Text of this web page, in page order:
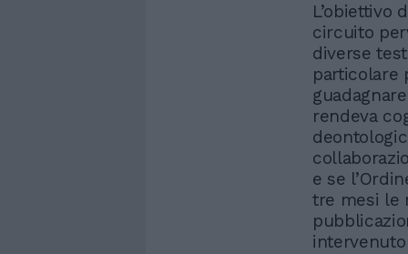
L’obiettivo
circuito
diverse
particolare
rendeva
e se
tre mesi le